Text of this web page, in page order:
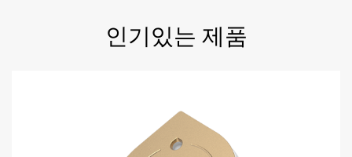
인기있는 제품